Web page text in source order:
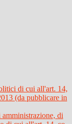
di cui all'art. 14,
(da pubblicare in
di